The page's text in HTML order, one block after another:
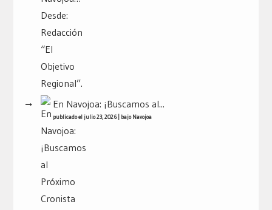
En Navojoa: ¡Buscamos al...
publicado el julio 23, 2026| bajoNavojoa